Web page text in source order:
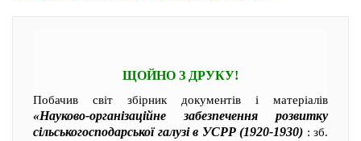
ЩОЙНО З ДРУКУ!
Побачив світ збірник документів і матеріалів
«Науково-організаційне забезпечення розвитку
сільськогосподарської галузі в УСРР (1920-1930) : зб.